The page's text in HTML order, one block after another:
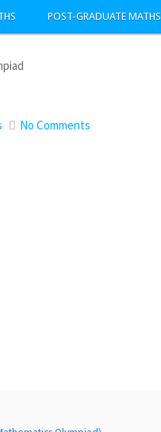
POST-GRADUATE MATHS
No Comments